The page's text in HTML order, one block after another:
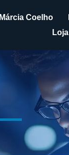
Márcia Coelho
Loja